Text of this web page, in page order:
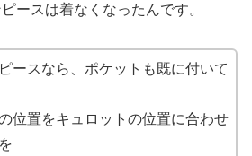
ースは着なくなったんです。
ースなら、ポケットも既に付いて
位置をキュロットの位置に合わせ